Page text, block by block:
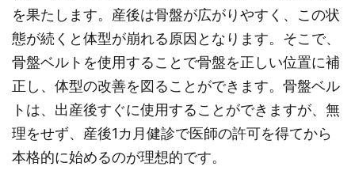
を果たします。産後は骨盤が広がりやすく、この状
態が続くと体型が崩れる原因となります。そこで、
骨盤ベルトを使用することで骨盤を正しい位置に補
正し、体型の改善を図ることができます。骨盤ベル
トは、出産後すぐに使用することができますが、無
理をせず、産後1カ月健診で医師の許可を得てから
本格的に始めるのが理想的です。